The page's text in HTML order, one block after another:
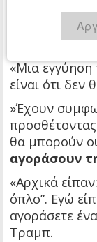
«Θα
επειδή
αμέσως μετά
«Μια
είναι ότι
»Έχουν
θα μπορούν
αγοράσουν
«Αρχικά
όπλο”. Εγώ
αγοράσετε
Τραμπ.